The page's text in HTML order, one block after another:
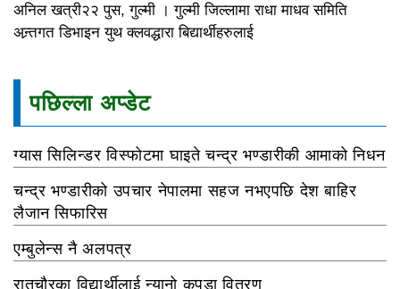
अनिल खत्री२२ पुस, गुल्मी । गुल्मी जिल्लामा राधा माधव समिति
अन्र्तगत डिभाइन युथ क्लवद्धारा बिद्यार्थीहरुलाई
पछिल्ला अप्डेट
ग्यास सिलिन्डर विस्फोटमा घाइते चन्द्र भण्डारीकी आमाको निधन
चन्द्र भण्डारीको उपचार नेपालमा सहज नभएपछि देश बाहिर
लैजान सिफारिस
एम्बुलेन्स नै अलपत्र
रातचौरका विद्यार्थीलाई न्यानो कपडा वितरण